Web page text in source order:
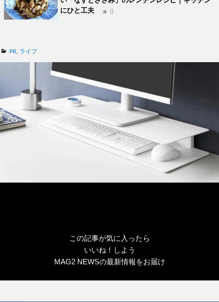
にひと工夫
★ 0
カ
PR ライフ
この記事が気に入ったら
いいね！しよう
MAG2 NEWSの最新情報をお届け